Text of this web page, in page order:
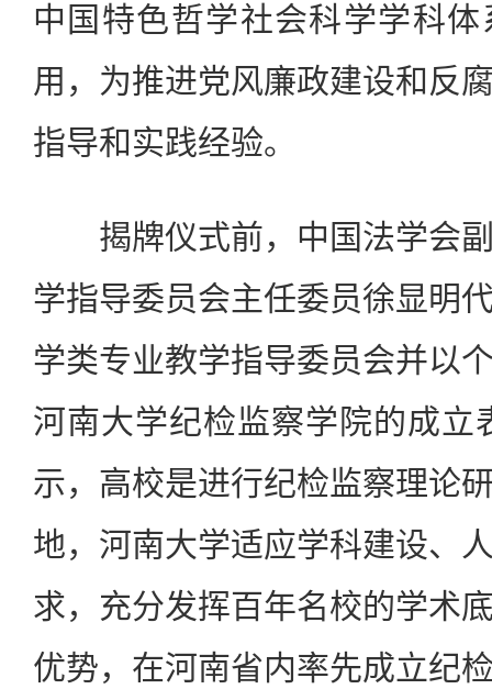
中国特色哲学社会科学学科
用，为推进党风廉政建设和反
指导和实践经验。
揭牌仪式前，中国法学会副
学指导委员会主任委员徐显明
学类专业教学指导委员会并以
河南大学纪检监察学院的成立
示，高校是进行纪检监察理论
地，河南大学适应学科建设、
求，充分发挥百年名校的学术
优势，在河南省内率先成立纪